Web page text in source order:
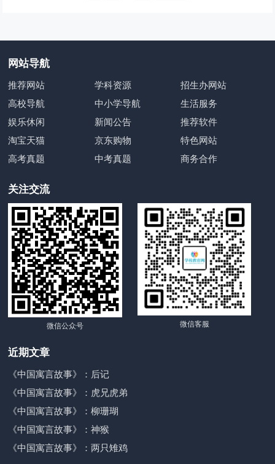
网站导航
推荐网站 学科资源
招生办网站
高校导航
中小学导航
生活服务
娱乐休闲
新闻公告
推荐软件
淘宝天猫
京东购物
特色网站
高考真题
中考真题 商务合作
关注交流
微信公众号 微信客服
近期文章
《中国寓言故事》：后记
《中国寓言故事》：虎兄虎弟
《中国寓言故事》：柳珊瑚
《中国寓言故事》：神猴
《中国寓言故事》：两只雉鸡